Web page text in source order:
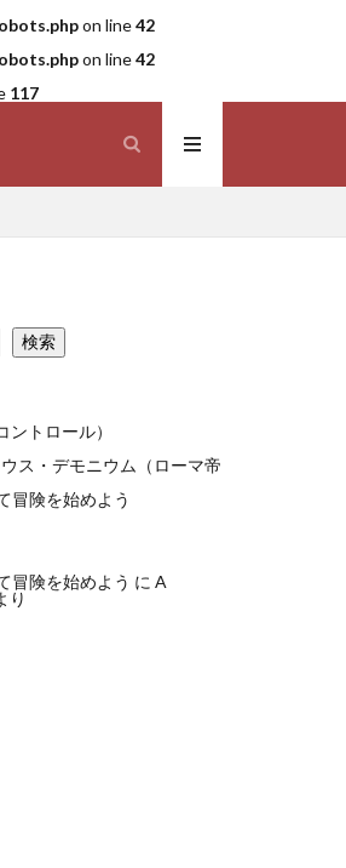
on line42
on line42
117
検索
トロール）
ス・デモニウム（ローマ帝
冒険を始めよう
冒険を始めよう に A
り